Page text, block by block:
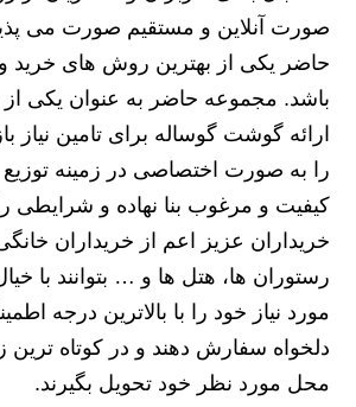
صورت آنلاین و مستقیم صورت می
حاضر یکی از بهترین روش های
باشد. مجموعه حاضر به عنوان یکی
ارائه گوشت گوساله برای تامین نیاز
را به صورت اختصاصی در زمینه
کیفیت و مرغوب بنا نهاده و شرایطی
خریداران عزیز اعم از خریداران
رستوران ها، هتل ها و … بتوانند با
مورد نیاز خود را با بالاترین درجه
دلخواه سفارش دهند و در کوتاه ترین
محل مورد نظر خود تحویل بگیرند.